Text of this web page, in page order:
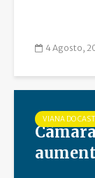
4 Agosto,
VIANA DO